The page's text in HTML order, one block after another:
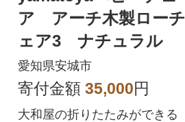
ア アーチ木製ローチ
ェア3 ナチュラル
愛知県安城市
寄付金額 35,000円
大和屋の折りたたみができる